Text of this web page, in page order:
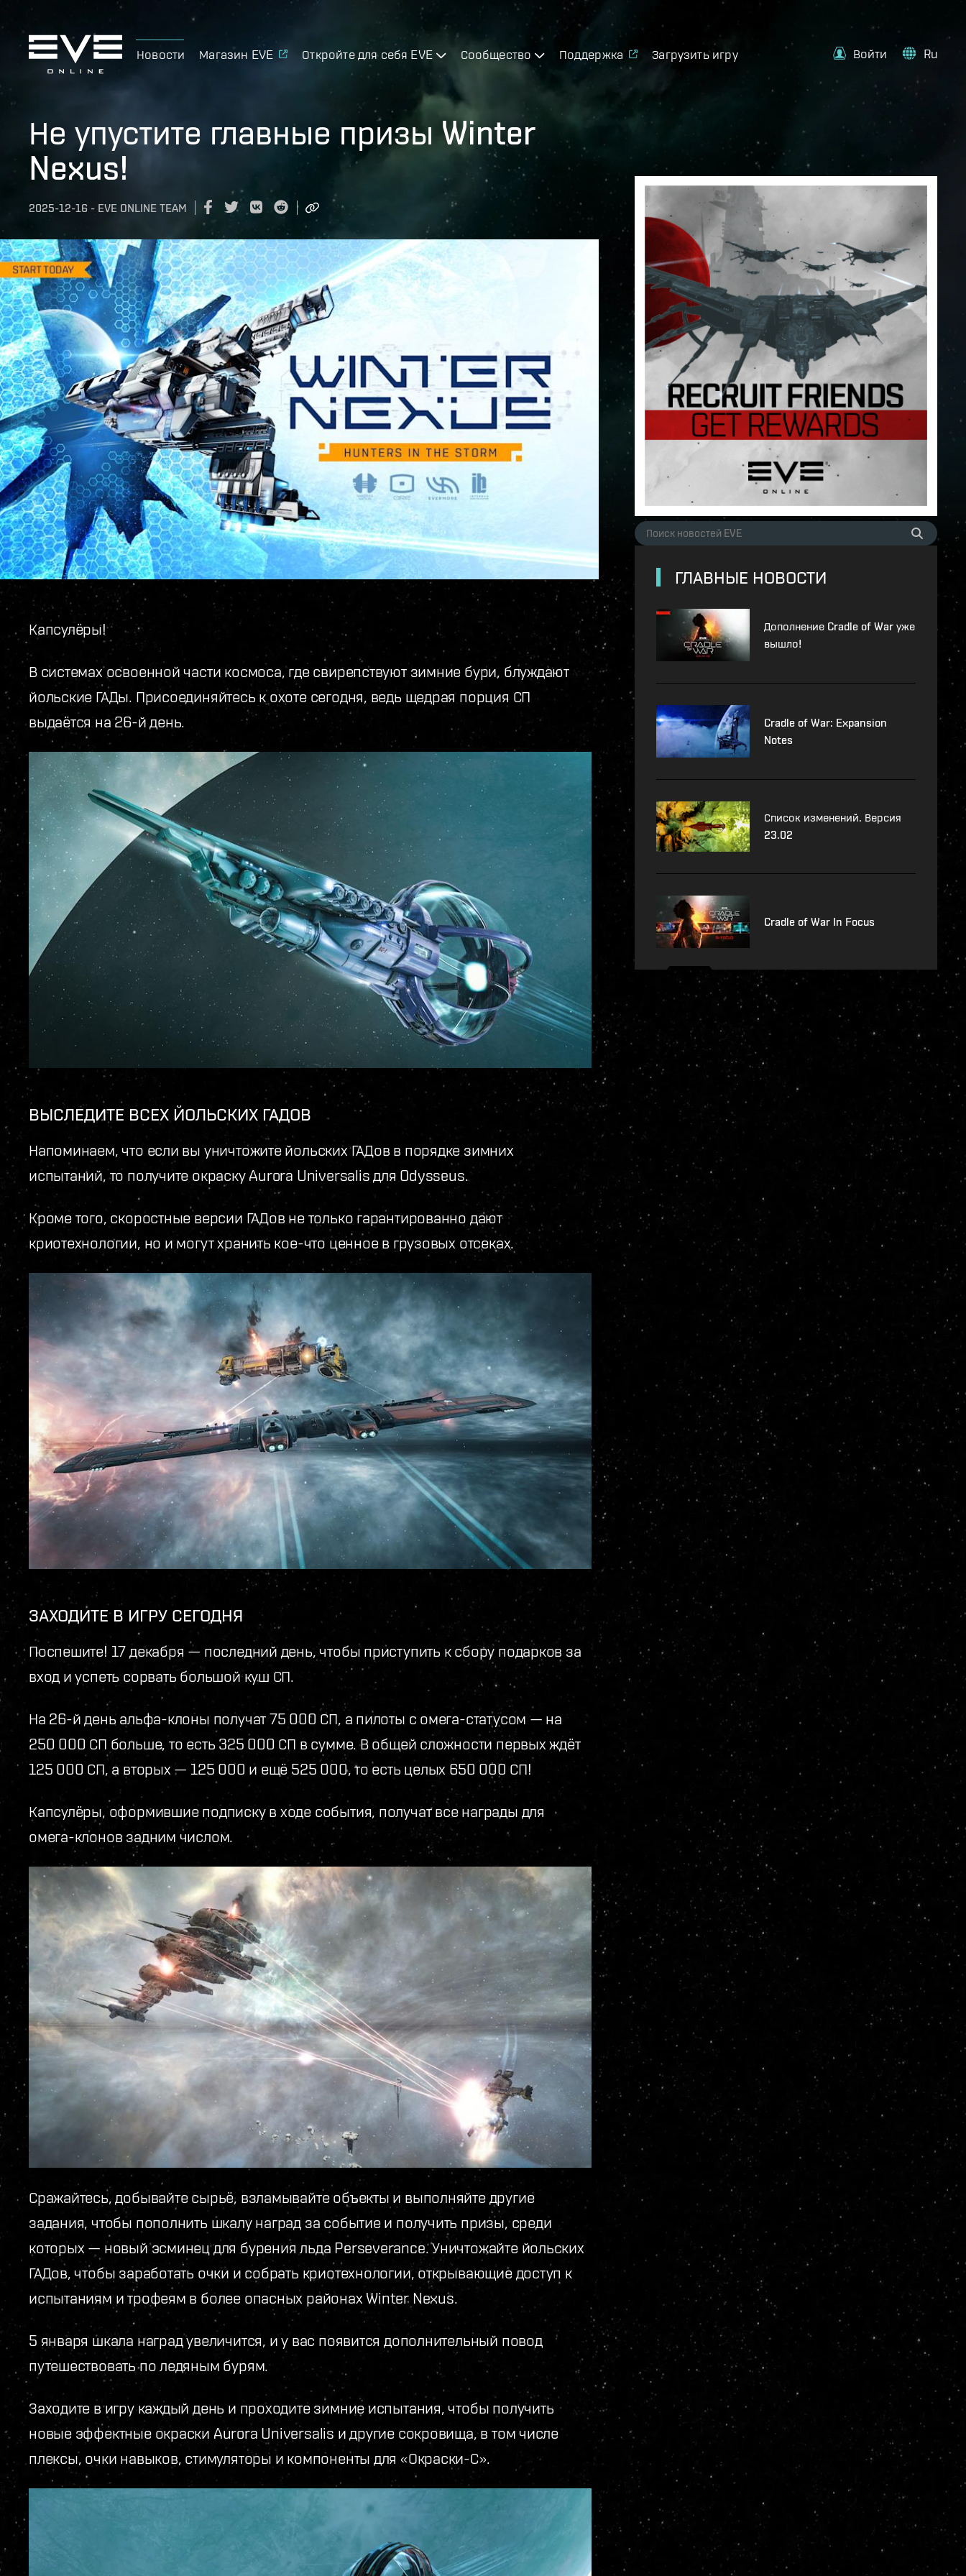
Новости Магазин EVE Откройте для себя EVE Сообщество Поддержка Загрузить игру Войти Ru
Не упустите главные призы Winter
Nexus!
2025-12-16 - EVE ONLINE TEAM
Капсулёры!
В системах освоенной части космоса, где свирепствуют зимние бури, блуждают
йольские ГАДы. Присоединяйтесь к охоте сегодня, ведь щедрая порция СП
выдаётся на 26-й день.
ВЫСЛЕДИТЕ ВСЕХ ЙОЛЬСКИХ ГАДОВ
Напоминаем, что если вы уничтожите йольских ГАДов в порядке зимних
испытаний, то получите окраску Aurora Universalis для Odysseus.
Кроме того, скоростные версии ГАДов не только гарантированно дают
криотехнологии, но и могут хранить кое-что ценное в грузовых отсеках.
ЗАХОДИТЕ В ИГРУ СЕГОДНЯ
Поспешите! 17 декабря — последний день, чтобы приступить к сбору подарков за
вход и успеть сорвать большой куш СП.
На 26-й день альфа-клоны получат 75 000 СП, а пилоты с омега-статусом — на
250 000 СП больше, то есть 325 000 СП в сумме. В общей сложности первых ждёт
125 000 СП, а вторых — 125 000 и ещё 525 000, то есть целых 650 000 СП!
Капсулёры, оформившие подписку в ходе события, получат все награды для
омега-клонов задним числом.
Сражайтесь, добывайте сырьё, взламывайте объекты и выполняйте другие
задания, чтобы пополнить шкалу наград за событие и получить призы, среди
которых — новый эсминец для бурения льда Perseverance. Уничтожайте йольских
ГАДов, чтобы заработать очки и собрать криотехнологии, открывающие доступ к
испытаниям и трофеям в более опасных районах Winter Nexus.
5 января шкала наград увеличится, и у вас появится дополнительный повод
путешествовать по ледяным бурям.
Заходите в игру каждый день и проходите зимние испытания, чтобы получить
новые эффектные окраски Aurora Universalis и другие сокровища, в том числе
плексы, очки навыков, стимуляторы и компоненты для «Окраски-С».
ГЛАВНЫЕ НОВОСТИ
Дополнение Cradle of War уже
вышло!
Cradle of War: Expansion
Notes
Список изменений. Версия
23.02
Cradle of War In Focus